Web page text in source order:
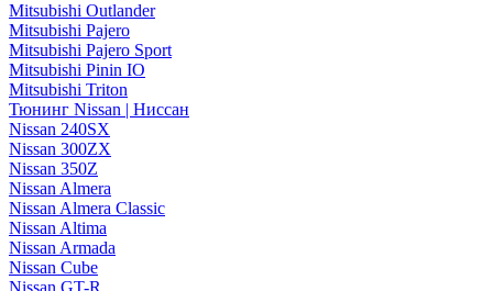
Mitsubishi Outlander
Mitsubishi Pajero
Mitsubishi Pajero Sport
Mitsubishi Pinin IO
Mitsubishi Triton
Тюнинг Nissan | Ниссан
Nissan 240SX
Nissan 300ZX
Nissan 350Z
Nissan Almera
Nissan Almera Classic
Nissan Altima
Nissan Armada
Nissan Cube
Nissan GT-R